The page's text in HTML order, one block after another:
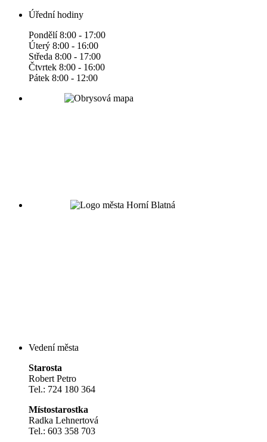
Úřední hodiny
Pondělí 8:00 - 17:00
Úterý 8:00 - 16:00
Středa 8:00 - 17:00
Čtvrtek 8:00 - 16:00
Pátek 8:00 - 12:00
Vedení města
Starosta
Robert Petro
Tel.: 724 180 364
Místostarostka
Radka Lehnertová
Tel.: 603 358 703